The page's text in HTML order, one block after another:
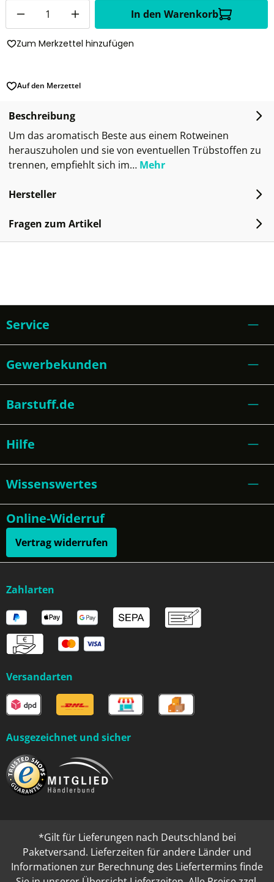
In den Warenkorb
Zum Merkzettel hinzufügen
Auf den Merzettel
Beschreibung
Um das aromatisch Beste aus einem Rotweinen
herauszuholen und sie von eventuellen Trübstoffen zu
trennen, empfiehlt sich im… Mehr
Hersteller
Fragen zum Artikel
Service
Gewerbekunden
Barstuff.de
Hilfe
Wissenswertes
Online-Widerruf
Vertrag widerrufen
Zahlarten
Versandarten
Ausgezeichnet und sicher
*Gilt für Lieferungen nach Deutschland bei
Paketversand. Lieferzeiten für andere Länder und
Informationen zur Berechnung des Liefertermins finde